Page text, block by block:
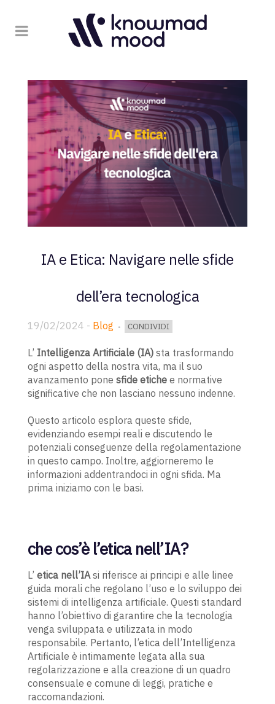
IA e Etica: Navigare nelle sfide
dell’era tecnologica
19/02/2024 - Blog CONDIVIDI
L’ Intelligenza Artificiale (IA)sta trasformando
ogni aspetto della nostra vita, ma il suo
avanzamento pone sfide etichee normative
significative che non lasciano nessuno indenne.
Questo articolo esplora queste sfide,
evidenziando esempi reali e discutendo le
potenziali conseguenze della regolamentazione
in questo campo. Inoltre, aggiorneremo le
informazioni addentrandoci in ogni sfida. Ma
prima iniziamo con le basi.
che cos’è l’etica nell’IA?
L’ etica nell’IAsi riferisce ai principi e alle linee
guida morali che regolano l’uso e lo sviluppo dei
sistemi di intelligenza artificiale. Questi standard
hanno l’obiettivo di garantire che la tecnologia
venga sviluppata e utilizzata in modo
responsabile. Pertanto, l’etica dell’Intelligenza
Artificiale è intimamente legata alla sua
regolarizzazione e alla creazione di un quadro
consensuale e comune di leggi, pratiche e
raccomandazioni.